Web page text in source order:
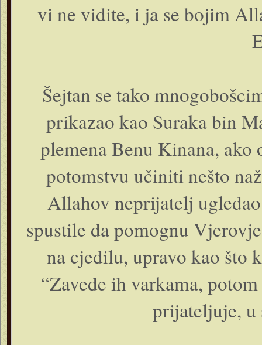
vi ne vidite, i ja se bojim
Šejtan se tako
prikazao kao Suraka bin
plemena Benu Kinana,
potomstvu učiniti nešto
Allahov neprijatelj
spustile da pomognu
na cjedilu, upravo kao što
“Zavede ih varkama,
prijateljuje, u